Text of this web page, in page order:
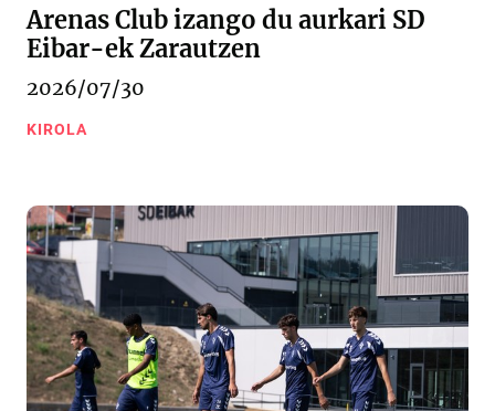
Arenas Club izango du aurkari SD
Eibar-ek Zarautzen
2026/07/30
KIROLA